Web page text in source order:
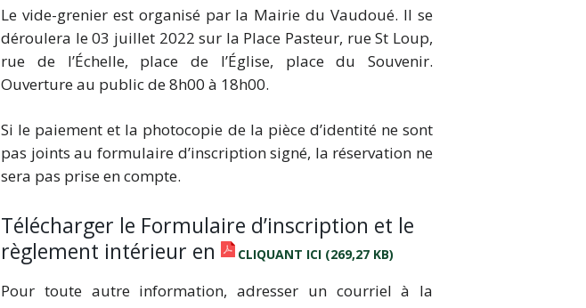
Le vide-grenier est organisé par la Mairie du Vaudoué. Il se
déroulera le 03 juillet 2022 sur la Place Pasteur, rue St Loup,
rue de l’Échelle, place de l’Église, place du Souvenir.
Ouverture au public de 8h00 à 18h00.
Si le paiement et la photocopie de la pièce d’identité ne sont
pas joints au formulaire d’inscription signé, la réservation ne
sera pas prise en compte.
Télécharger le Formulaire d’inscription et le
règlement intérieur en
CLIQUANT ICI
Pour toute autre information, adresser un courriel à la